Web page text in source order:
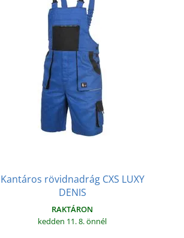
Kantáros rövidnadrág CXS LUXY
DENIS
RAKTÁRON
kedden 11. 8.önnél